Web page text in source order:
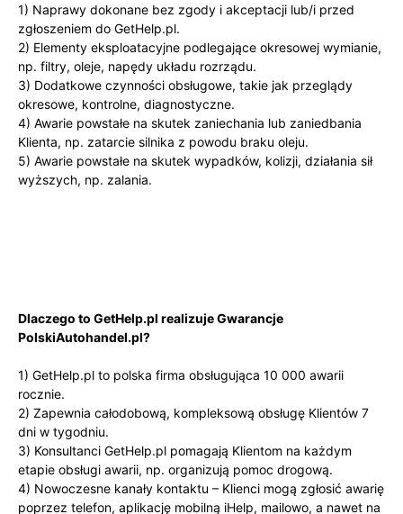
1) Naprawy dokonane bez zgody i akceptacji lub/i przed
zgłoszeniem do GetHelp.pl.
2) Elementy eksploatacyjne podlegające okresowej wymianie,
np. filtry, oleje, napędy układu rozrządu.
3) Dodatkowe czynności obsługowe, takie jak przeglądy
okresowe, kontrolne, diagnostyczne.
4) Awarie powstałe na skutek zaniechania lub zaniedbania
Klienta, np. zatarcie silnika z powodu braku oleju.
5) Awarie powstałe na skutek wypadków, kolizji, działania sił
wyższych, np. zalania.
Dlaczego to GetHelp.pl realizuje Gwarancje
PolskiAutohandel.pl?
1) GetHelp.pl to polska firma obsługująca 10 000 awarii
rocznie.
2) Zapewnia całodobową, kompleksową obsługę Klientów 7
dni w tygodniu.
3) Konsultanci GetHelp.pl pomagają Klientom na każdym
etapie obsługi awarii, np. organizują pomoc drogową.
4) Nowoczesne kanały kontaktu – Klienci mogą zgłosić awarię
poprzez telefon, aplikację mobilną iHelp, mailowo, a nawet na